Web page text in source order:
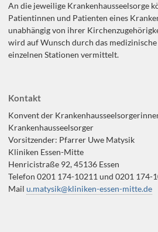
An die jeweilige Krankenhausseelsorge
Patientinnen und Patienten eines
unabhängig von ihrer
wird auf Wunsch durch das
einzelnen Stationen vermittelt.
Kontakt
Konvent der
Krankenhausseelsorger
Vorsitzender: Pfarrer Uwe Matysik
Kliniken Essen-Mitte
Henricistraße 92, 45136 Essen
Telefon 0201 174-10211 und 0201 174-
Mailu.matysik@kliniken-essen-mitte.de